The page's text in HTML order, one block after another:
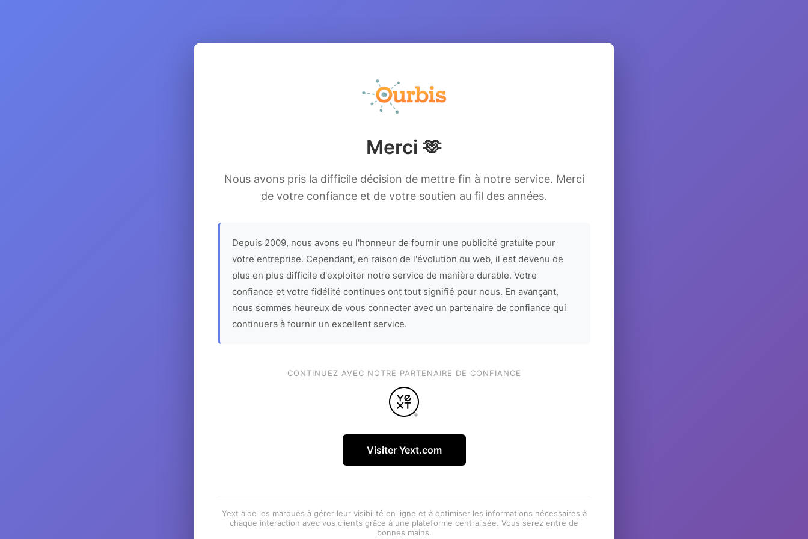
Merci 🫶
Nous avons pris la difficile décision de mettre fin à notre service. Merci
de votre confiance et de votre soutien au fil des années.
Depuis 2009, nous avons eu l'honneur de fournir une publicité gratuite pour
votre entreprise. Cependant, en raison de l'évolution du web, il est devenu de
plus en plus difficile d'exploiter notre service de manière durable. Votre
confiance et votre fidélité continues ont tout signifié pour nous. En avançant,
nous sommes heureux de vous connecter avec un partenaire de confiance qui
continuera à fournir un excellent service.
CONTINUEZ AVEC NOTRE PARTENAIRE DE CONFIANCE
Visiter Yext.com
Yext aide les marques à gérer leur visibilité en ligne et à optimiser les informations nécessaires à
chaque interaction avec vos clients grâce à une plateforme centralisée. Vous serez entre de
bonnes mains.